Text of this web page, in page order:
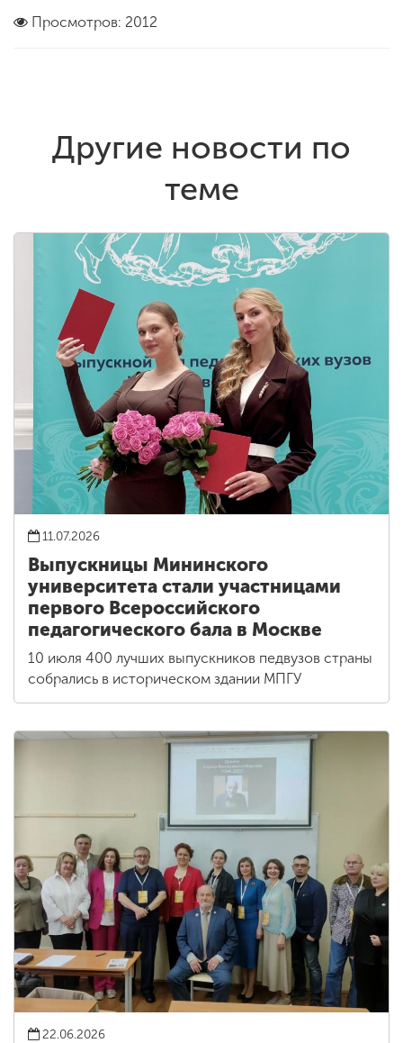
Просмотров: 2012
Другие новости по
теме
11.07.2026
Выпускницы Мининского
университета стали участницами
первого Всероссийского
педагогического бала в Москве
10 июля 400 лучших выпускников педвузов страны
собрались в историческом здании МПГУ
22.06.2026